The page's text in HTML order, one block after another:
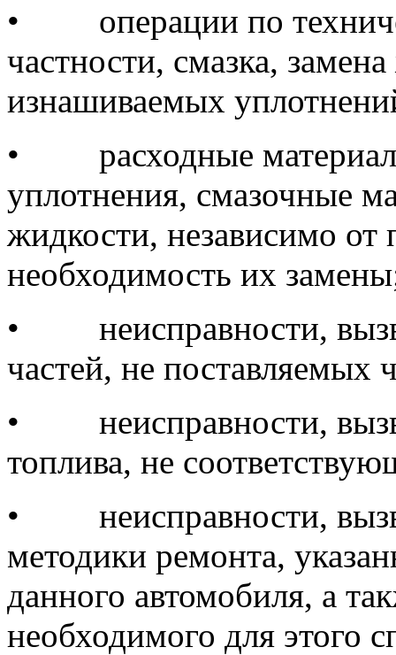
•
операции по
частности, смазка,
изнашиваемых
•
расходные
уплотнения, смазочные
жидкости, независимо
необходимость их
•
неисправности,
частей, не
•
неисправности,
топлива, не
•
неисправности,
методики ремонта,
данного автомобиля, а
необходимого для этого